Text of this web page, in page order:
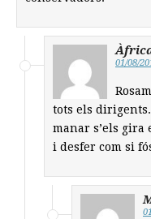
01/08/
tots els
manar s’els
i desfer com si